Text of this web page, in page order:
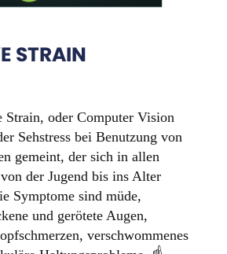
STRAIN
oder Computer Vision
Sehstress bei Benutzung von
gemeint, der sich in allen
der Jugend bis ins Alter
Symptome sind müde,
und gerötete Augen,
verschwommenes